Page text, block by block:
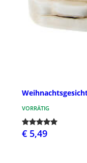
VORRÄTIG
€ 5,49